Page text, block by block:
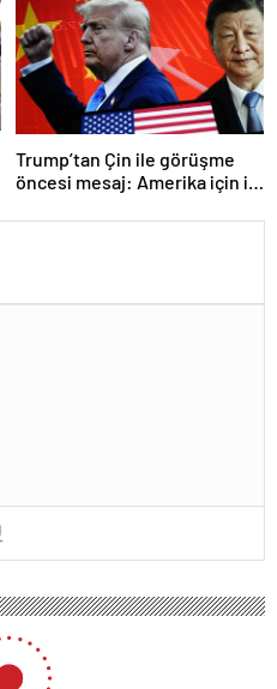
gerçekleştireceğiz
Trump’tan Çin ile görüşme
öncesi mesaj: Amerika için iyi